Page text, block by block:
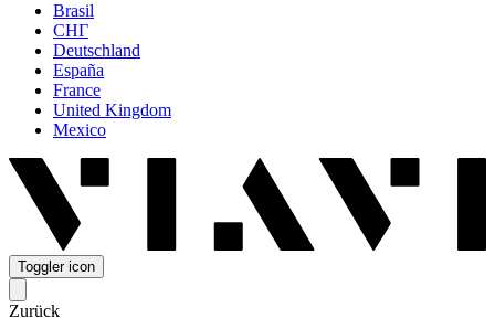
Brasil
СНГ
Deutschland
España
France
United Kingdom
Mexico
Toggler icon
Zurück